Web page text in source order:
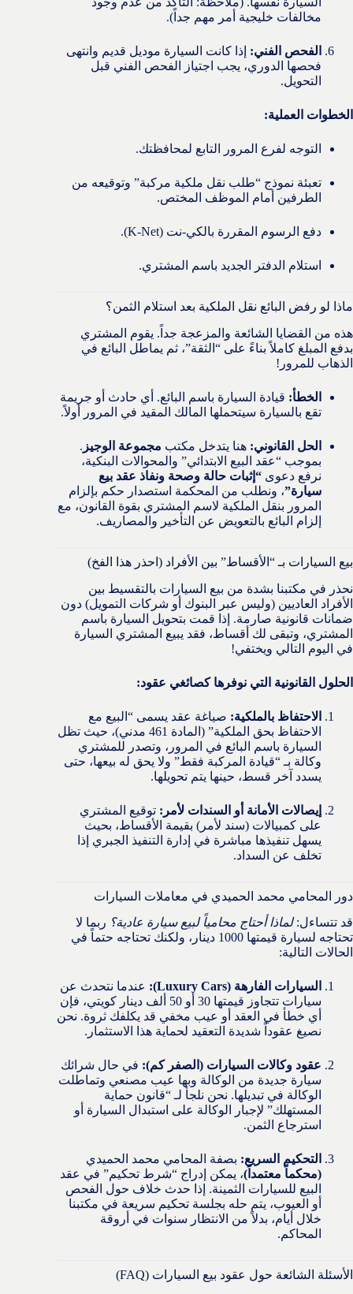
مخالفات خليجية أمر مهم جداً).
الفحص الفني: إذا كانت السيارة موديل قديم وانتهى
فحصها الدوري، يجب اجتياز الفحص الفني قبل
التحويل.
الخطوات العملية:
التوجه لفرع المرور التابع لمحافظتك.
تعبئة نموذج “طلب نقل ملكية مركبة” وتوقيعه من
الطرفين أمام الموظف المختص.
دفع الرسوم المقررة بالكي-نت (K-Net).
استلام الدفتر الجديد باسم المشتري.
ماذا لو رفض البائع نقل الملكية بعد استلام الثمن؟
هذه من القضايا الشائعة والمزعجة جداً. يقوم المشتري
بدفع المبلغ كاملاً بناءً على “الثقة”، ثم يماطل البائع في
الذهاب للمرور!
الخطأ: قيادة السيارة باسم البائع. أي حادث أو جريمة
تقع بالسيارة سيتحملها المالك المقيد في المرور أولاً.
الحل القانوني: هنا يتدخل مكتب مجموعة الوجيز .
بموجب “عقد البيع الابتدائي” والمحوالات البنكية،
نرفع دعوى “إثبات حالة وصحة ونفاذ عقد بيع
سيارة”، ونطلب من المحكمة استصدار حكم بإلزام
المرور بنقل الملكية لاسم المشتري بقوة القانون، مع
إلزام البائع بالتعويض عن التأخير والمصاريف.
بيع السيارات بـ “الأقساط” بين الأفراد (احذر هذا الفخ)
نحذر في مكتبنا بشدة من بيع السيارات بالتقسيط بين
الأفراد العاديين (وليس عبر البنوك أو شركات التمويل) دون
ضمانات قانونية صارمة. إذا قمت بتحويل السيارة باسم
المشتري، وتبقى لك أقساط، فقد يبيع المشتري السيارة
في اليوم التالي ويختفي!
الحلول القانونية التي نوفرها كصائغي عقود:
الاحتفاظ بالملكية: صياغة عقد يسمى “البيع مع
الاحتفاظ بحق الملكية” (المادة 461 مدني)، حيث تظل
السيارة باسم البائع في المرور، وتصدر للمشتري
وكالة بـ “قيادة المركبة فقط” ولا يحق له بيعها، حتى
يسدد آخر قسط، حينها يتم تحويلها.
إيصالات الأمانة أو السندات لأمر: توقيع المشتري
على كمبيالات (سند لأمر) بقيمة الأقساط، بحيث
يسهل تنفيذها مباشرة في إدارة التنفيذ الجبري إذا
تخلف عن السداد.
دور المحامي محمد الحميدي في معاملات السيارات
قد تتساءل:لماذا أحتاج محامياً لبيع سيارة عادية؟ ربما لا
تحتاجه لسيارة قيمتها 1000 دينار، ولكنك تحتاجه حتماً في
الحالات التالية:
السيارات الفارهة (Luxury Cars):
عندما نتحدث عن
سيارات تتجاوز قيمتها 30 أو 50 ألف دينار كويتي، فإن
أي خطأ في العقد أو عيب مخفي قد يكلفك ثروة. نحن
نصيغ عقوداً شديدة التعقيد لحماية هذا الاستثمار.
عقود وكالات السيارات (الصفر كم): في حال شرائك
سيارة جديدة من الوكالة وبها عيب مصنعي وتماطلت
الوكالة في تبديلها. نحن نلجأ لـ “قانون حماية
المستهلك” لإجبار الوكالة على استبدال السيارة أو
استرجاع الثمن.
التحكيم السريع: بصفة المحامي محمد الحميدي
(محكماً معتمداً)، يمكن إدراج “شرط تحكيم” في عقد
البيع للسيارات الثمينة. إذا حدث خلاف حول الفحص
أو العيوب، يتم حله بجلسة تحكيم سريعة في مكتبنا
خلال أيام، بدلاً من الانتظار سنوات في أروقة
المحاكم.
الأسئلة الشائعة حول عقود بيع السيارات (FAQ)